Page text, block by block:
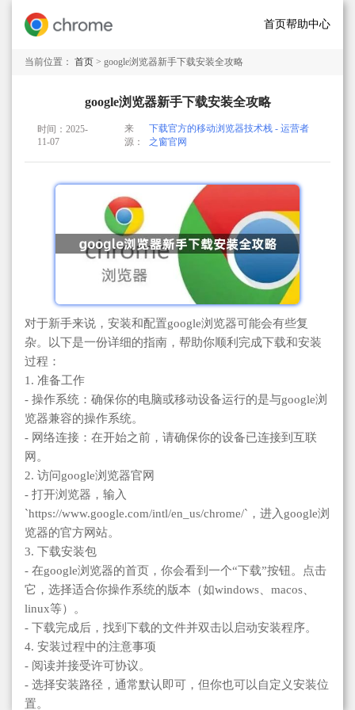
首页帮助中心
当前位置： 首页 > google浏览器新手下载安装全攻略
google浏览器新手下载安装全攻略
时间：2025-
11-07
来
源：
下载官方的移动浏览器技术栈 - 运营者
之窗官网
对于新手来说，安装和配置google浏览器可能会有些复
杂。以下是一份详细的指南，帮助你顺利完成下载和安装
过程：
1. 准备工作
- 操作系统：确保你的电脑或移动设备运行的是与google浏
览器兼容的操作系统。
- 网络连接：在开始之前，请确保你的设备已连接到互联
网。
2. 访问google浏览器官网
- 打开浏览器，输入
`https://www.google.com/intl/en_us/chrome/`，进入google浏
览器的官方网站。
3. 下载安装包
- 在google浏览器的首页，你会看到一个“下载”按钮。点击
它，选择适合你操作系统的版本（如windows、macos、
linux等）。
- 下载完成后，找到下载的文件并双击以启动安装程序。
4. 安装过程中的注意事项
- 阅读并接受许可协议。
- 选择安装路径，通常默认即可，但你也可以自定义安装位
置。